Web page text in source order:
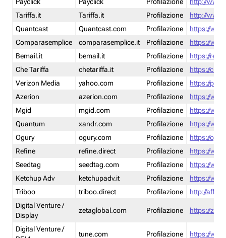
Tariffa.it
Tariffa.it Profilazione
http://
Quantcast
Quantcast.com Profilazione
https://
Comparasemplice
comparasemplice.it Profilazione
https://
Bemail.it
bemail.it Profilazione
https://
Che Tariffa
chetariffa.it Profilazione
https://
Verizon Media
yahoo.com Profilazione
https://
Azerion
azerion.com Profilazione
https://
Mgid
mgid.com Profilazione
https://
Quantum
xandr.com Profilazione
https://
Ogury
ogury.com Profilazione
https://
Refine
refine.direct Profilazione
https://
Seedtag
seedtag.com Profilazione
https://
Ketchup Adv
ketchupadv.it Profilazione
https://
Triboo
triboo.direct Profilazione
http://
Digital Venture /
Display
zetaglobal.com Profilazione https://
Digital Venture /
tune.com Profilazione https://